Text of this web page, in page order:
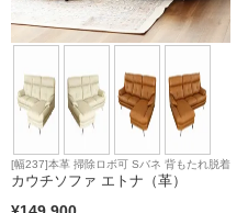
[幅237]本革 掃除ロボ可 Sバネ 背もたれ脱着
カウチソファ エトナ（革）